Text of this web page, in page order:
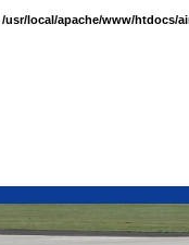
/usr/local/apache/www/htdocs/